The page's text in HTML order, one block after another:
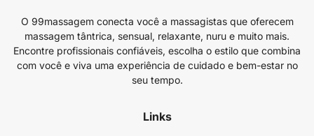
O 99massagem conecta você a massagistas que oferecem
massagem tântrica, sensual, relaxante, nuru e muito mais.
Encontre profissionais confiáveis, escolha o estilo que combina
com você e viva uma experiência de cuidado e bem-estar no
seu tempo.
Links